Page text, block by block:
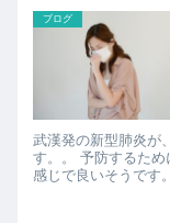
ブログ
武漢発の新型肺炎が
す。。 予防するためには、基本的にはインフルエンザ予防と同じ
感じで良いそうです。 マスクして、手洗いうがい、消毒、体力